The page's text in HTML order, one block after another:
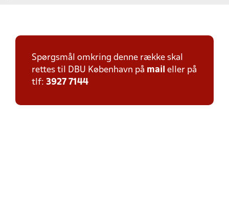
Spørgsmål omkring denne række skal
rettes til DBU København på mail eller på
tlf: 3927 7144